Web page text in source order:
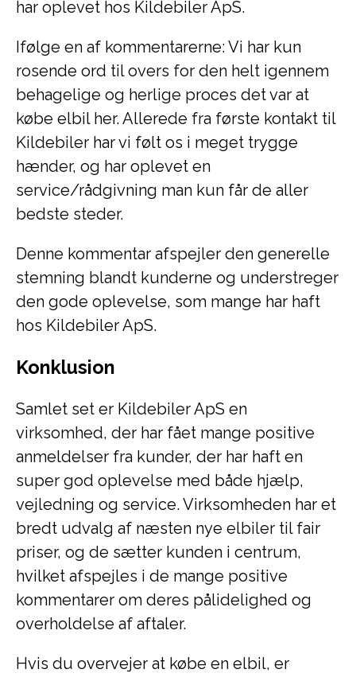
har oplevet hos Kildebiler ApS.
Ifølge en af kommentarerne: Vi har kun
rosende ord til overs for den helt igennem
behagelige og herlige proces det var at
købe elbil her. Allerede fra første kontakt til
Kildebiler har vi følt os i meget trygge
hænder, og har oplevet en
service/rådgivning man kun får de aller
bedste steder.
Denne kommentar afspejler den generelle
stemning blandt kunderne og understreger
den gode oplevelse, som mange har haft
hos Kildebiler ApS.
Konklusion
Samlet set er Kildebiler ApS en
virksomhed, der har fået mange positive
anmeldelser fra kunder, der har haft en
super god oplevelse med både hjælp,
vejledning og service. Virksomheden har et
bredt udvalg af næsten nye elbiler til fair
priser, og de sætter kunden i centrum,
hvilket afspejles i de mange positive
kommentarer om deres pålidelighed og
overholdelse af aftaler.
Hvis du overvejer at købe en elbil, er